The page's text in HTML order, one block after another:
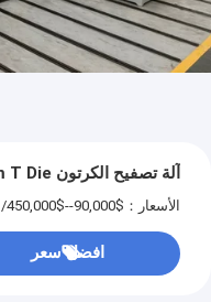
آلة تصفيح الكرتون LLDPE 35gsm 1700mm T Die
الأسعار：$90,000--$450,000/set
افضل سعر